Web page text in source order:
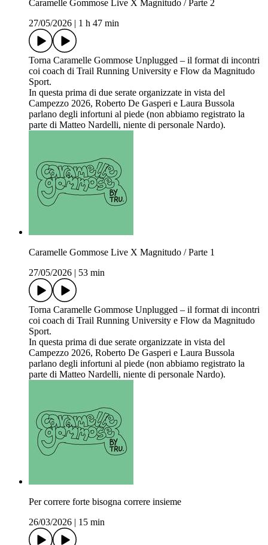
Caramelle Gommose Live X Magnitudo / Parte 2
27/05/2026
1 h 47 min
Torna Caramelle Gommose Unplugged – il format di incontri
coi coach di Trail Running University e Flow da Magnitudo
Sport.
In questa prima di due serate organizzate in vista del
Campezzo 2026, Roberto De Gasperi e Laura Bussola
parlano degli infortuni al piede (non abbiamo registrato la
parte di Matteo Nardelli, niente di personale Nardo).
Caramelle Gommose Live X Magnitudo / Parte 1
27/05/2026
53 min
Torna Caramelle Gommose Unplugged – il format di incontri
coi coach di Trail Running University e Flow da Magnitudo
Sport.
In questa prima di due serate organizzate in vista del
Campezzo 2026, Roberto De Gasperi e Laura Bussola
parlano degli infortuni al piede (non abbiamo registrato la
parte di Matteo Nardelli, niente di personale Nardo).
Per correre forte bisogna correre insieme
26/03/2026
15 min